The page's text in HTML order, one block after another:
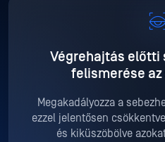
Végrehajtás előtti
felismerése az
Megakadályozza a
ezzel jelentősen
és kiküszöbölve